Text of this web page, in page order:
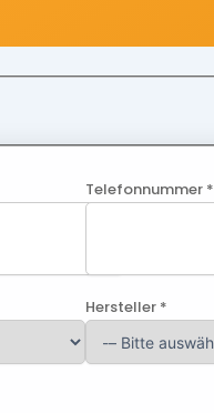
Telefonnummer *
Hersteller *